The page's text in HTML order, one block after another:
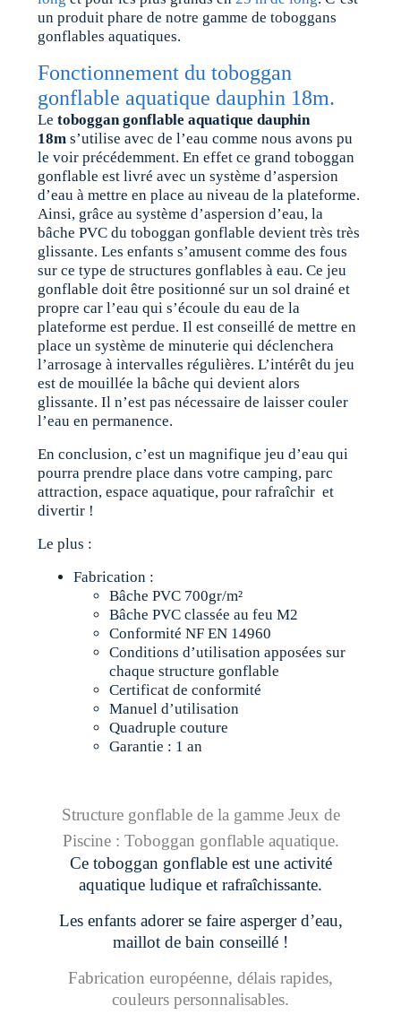
un produit phare de notre gamme de toboggans
gonflables aquatiques.
Fonctionnement du toboggan
gonflable aquatique dauphin 18m.
Letoboggan gonflable aquatique dauphin
18m s’utilise avec de l’eau comme nous avons pu
le voir précédemment. En effet ce grand toboggan
gonflable est livré avec un système d’aspersion
d’eau à mettre en place au niveau de la plateforme.
Ainsi, grâce au système d’aspersion d’eau, la
bâche PVC du toboggan gonflable devient très très
glissante. Les enfants s’amusent comme des fous
sur ce type de structures gonflables à eau. Ce jeu
gonflable doit être positionné sur un sol drainé et
propre car l’eau qui s’écoule du eau de la
plateforme est perdue. Il est conseillé de mettre en
place un système de minuterie qui déclenchera
l’arrosage à intervalles régulières. L’intérêt du jeu
est de mouillée la bâche qui devient alors
glissante. Il n’est pas nécessaire de laisser couler
l’eau en permanence.
En conclusion, c’est un magnifique jeu d’eau qui
pourra prendre place dans votre camping, parc
attraction, espace aquatique, pour rafraîchir et
divertir !
Le plus :
Fabrication :
Bâche PVC 700gr/m²
Bâche PVC classée au feu M2
Conformité NF EN 14960
Conditions d’utilisation apposées sur
chaque structure gonflable
Certificat de conformité
Manuel d’utilisation
Quadruple couture
Garantie : 1 an
Structure gonflable de la gamme Jeux de
Piscine : Toboggan gonflable aquatique.
Ce toboggan gonflable est une activité
aquatique ludique et rafraîchissante.
Les enfants adorer se faire asperger d’eau,
maillot de bain conseillé !
Fabrication européenne, délais rapides,
couleurs personnalisables.